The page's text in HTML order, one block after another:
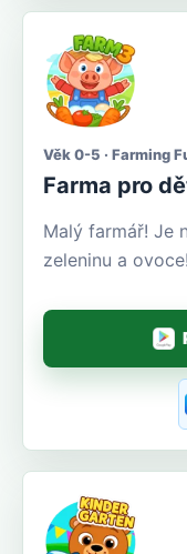
Věk 0-5 · Farming
Farma pro
Malý farmář! Je
zeleninu a ovoce!